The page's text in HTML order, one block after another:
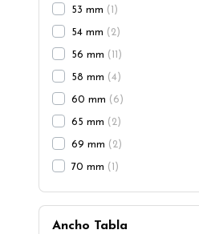
53 mm
54 mm 2
56 mm
58 mm 4
60 mm 6
65 mm 2
69 mm 2
70 mm
Ancho Tabla